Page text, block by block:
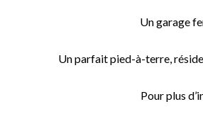
Un garage
Un parfait pied-à-terre,
Pour plus